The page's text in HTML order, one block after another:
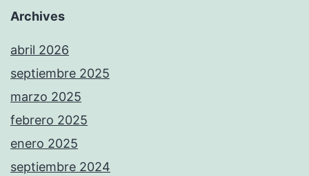
Archives
abril 2026
septiembre 2025
marzo 2025
febrero 2025
enero 2025
septiembre 2024